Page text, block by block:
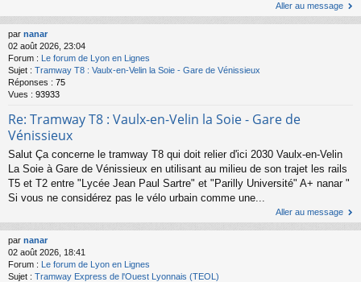
Aller au message
par nanar
02 août 2026, 23:04
Forum : Le forum de Lyon en Lignes
Sujet : Tramway T8 : Vaulx-en-Velin la Soie - Gare de Vénissieux
Réponses : 75
Vues : 93933
Re: Tramway T8 : Vaulx-en-Velin la Soie - Gare de
Vénissieux
Salut Ça concerne le tramway T8 qui doit relier d'ici 2030 Vaulx-en-Velin
La Soie à Gare de Vénissieux en utilisant au milieu de son trajet les rails
T5 et T2 entre "Lycée Jean Paul Sartre" et "Parilly Université" A+ nanar "
Si vous ne considérez pas le vélo urbain comme une...
Aller au message
par nanar
02 août 2026, 18:41
Forum : Le forum de Lyon en Lignes
Sujet : Tramway Express de l'Ouest Lyonnais (TEOL)